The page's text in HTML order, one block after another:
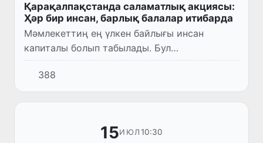
Қарақалпақстанда саламатлық акциясы:
Ҳәр бир инсан, барлық балалар итибарда
Мәмлекеттиң ең үлкен байлығы инсан
капиталы болып табылады. Бул
инвестицияның баҳасы жоқары болыўында
белгили шәртлер бар. Мәселен, жоқары
билим ҳәм жоқары дәрежедеги кәсиплик
388
15ИЮЛ 10:30